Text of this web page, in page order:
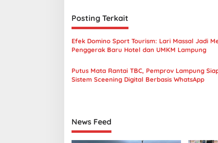
i
g
a
s
i
p
Posting Terkait
Efek Domino Sport Tourism: Lari Massal Jadi
Penggerak Baru Hotel dan UMKM Lampung
Putus Mata Rantai TBC, Pemprov Lampung
Sistem Sceening Digital Berbasis WhatsApp
News Feed